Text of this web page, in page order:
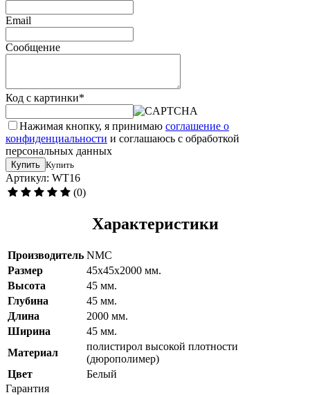
Email
Сообщение
Код с картинки*
Нажимая кнопку, я принимаю соглашение о
конфиденциальности и соглашаюсь с обработкой
персональных данных
Купить Купить
Артикул: WT16
(0)
Характеристики
Производитель NMC
Размер
45x45x2000 мм.
Высота
45 мм.
Глубина
45 мм.
Длина
2000 мм.
Ширина
45 мм.
Материал
полистирол высокой плотности
(дюрополимер)
Цвет
Белый
Гарантия